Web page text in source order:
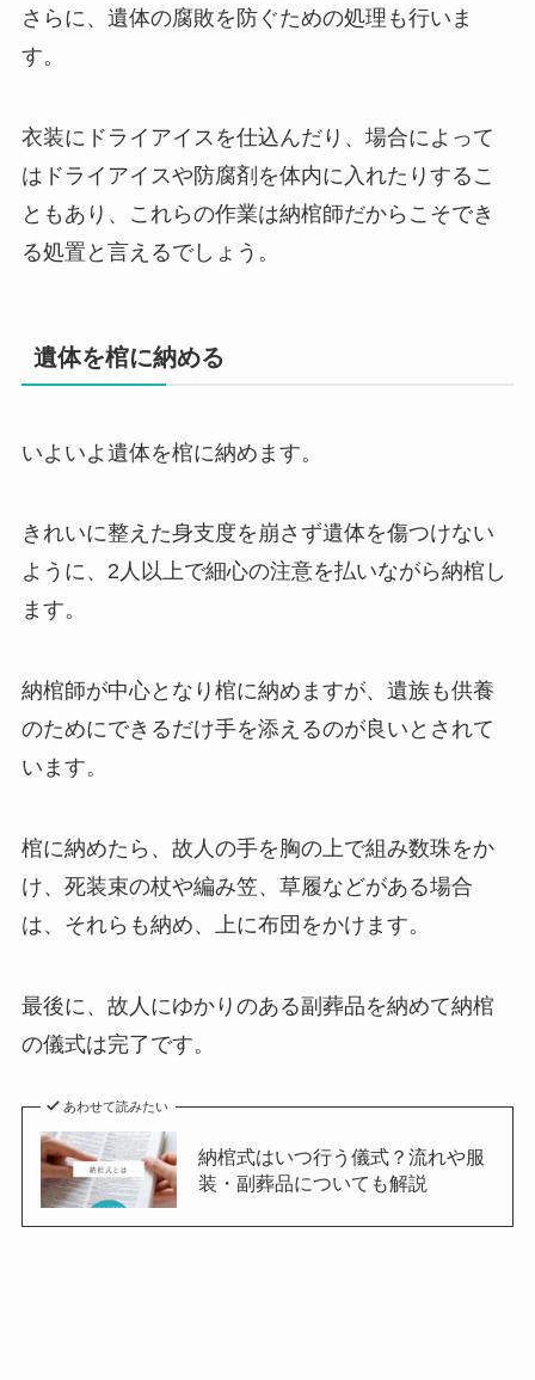
さらに、遺体の腐敗を防ぐための処理も行いま
す。
衣装にドライアイスを仕込んだり、場合によって
はドライアイスや防腐剤を体内に入れたりするこ
ともあり、これらの作業は納棺師だからこそでき
る処置と言えるでしょう。
遺体を棺に納める
いよいよ遺体を棺に納めます。
きれいに整えた身支度を崩さず遺体を傷つけない
ように、2人以上で細心の注意を払いながら納棺し
ます。
納棺師が中心となり棺に納めますが、遺族も供養
のためにできるだけ手を添えるのが良いとされて
います。
棺に納めたら、故人の手を胸の上で組み数珠をか
け、死装束の杖や編み笠、草履などがある場合
は、それらも納め、上に布団をかけます。
最後に、故人にゆかりのある副葬品を納めて納棺
の儀式は完了です。
あわせて読みたい
納棺式はいつ行う儀式？流れや服
装・副葬品についても解説